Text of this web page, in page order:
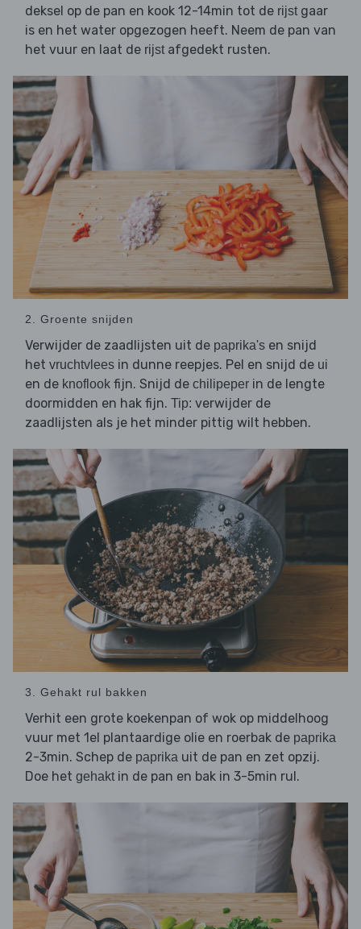
deksel op de pan en kook 12-14min tot de rijst gaar
is en het water opgezogen heeft. Neem de pan van
het vuur en laat de rijst afgedekt rusten.
2. Groente snijden
Verwijder de zaadlijsten uit de paprika's en snijd
het vruchtvlees in dunne reepjes. Pel en snijd de ui
en de knoflook fijn. Snijd de chilipeper in de lengte
doormidden en hak fijn. Tip: verwijder de
zaadlijsten als je het minder pittig wilt hebben.
3. Gehakt rul bakken
Verhit een grote koekenpan of wok op middelhoog
vuur met 1el plantaardige olie en roerbak de paprika
2-3min. Schep de paprika uit de pan en zet opzij.
Doe het gehaktin de pan en bak in 3-5min rul.